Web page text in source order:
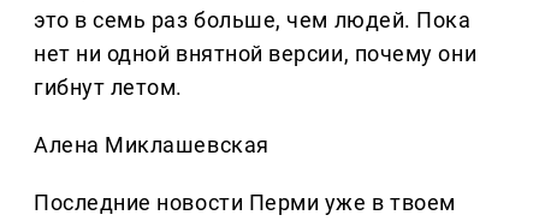
это в семь раз больше, чем людей. Пока
нет ни одной внятной версии, почему они
гибнут летом.
Алена Миклашевская
Последние новости Перми уже в твоем